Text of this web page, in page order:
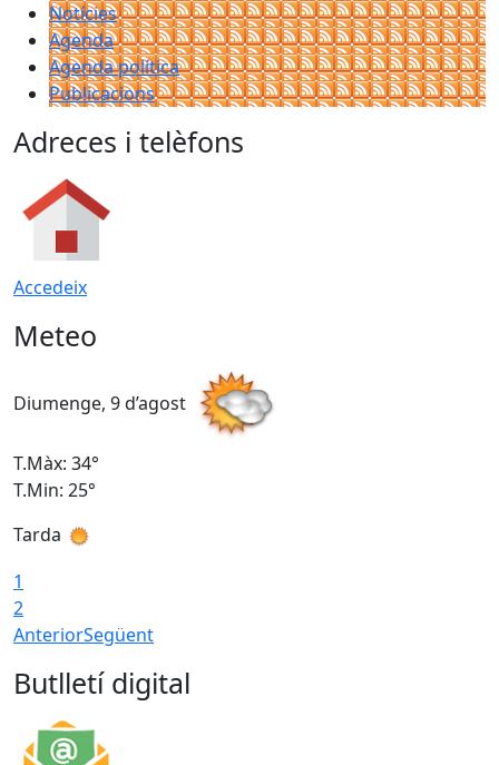
Notícies
Agenda
Agenda política
Publicacions
Adreces i telèfons
Accedeix
Meteo
Diumenge, 9 d’agost
T.Màx: 34°
T.Min: 25°
Tarda
1
2
AnteriorSegüent
Butlletí digital